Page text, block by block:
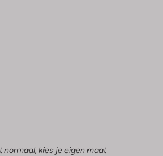
normaal, kies je eigen maat